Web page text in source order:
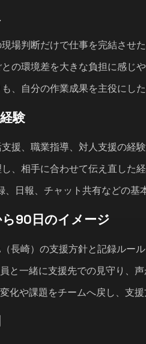
場判断だけで仕事を完結させ
の環境差を大きな負担に感じ
、自分の作業成果を主役にし
験
援、職業指導、対人支援の経験
、相手に合わせて伝え直した
、日報、チャット共有などの基
90日のイメージ
長崎）の支援方針と記録ルー
と一緒に支援先での見守り、
化や課題をチームへ戻し、支